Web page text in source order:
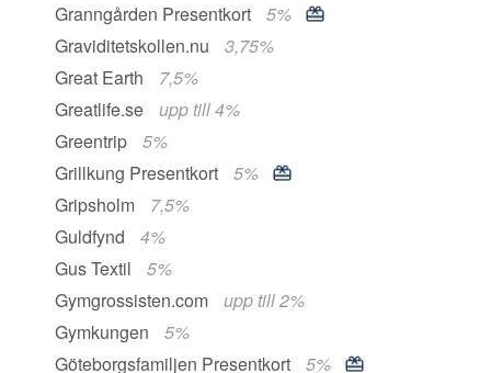
Granngården Presentkort
5%
Graviditetskollen.nu
3,75%
Great Earth
7,5%
Greatlife.se
upp till 4%
Greentrip
5%
Grillkung Presentkort
5%
Gripsholm
7,5%
Guldfynd
4%
Gus Textil
5%
Gymgrossisten.com
upp till 2%
Gymkungen
5%
Göteborgsfamiljen Presentkort
5%